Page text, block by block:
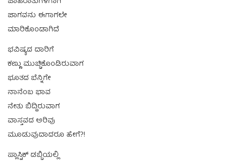
ಜಾಗವನು ಈಗಾಗಲೇ
ಮಾರಿಕೊಂಡಾಗಿದೆ
ಭವಿಷ್ಯದ ದಾರಿಗೆ
ಕಣ್ಣು ಮುಚ್ಚಿಕೊಂಡಿರುವಾಗ
ಭೂತದ ಬೆನ್ನಿಗೇ
ನಾನೆಂಬ ಭಾವ
ನೇತು ಬಿದ್ದಿರುವಾಗ
ವಾಸ್ತವದ ಅರಿವು
ಮೂಡುವುದಾದರೂ ಹೇಗೆ?!
ಪ್ಲಾಸ್ಟಿಕ್ ಡಬ್ಬಿಯಲ್ಲಿ